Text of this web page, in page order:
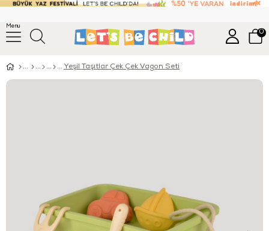
Menu
0
Yeşil Taşıtlar Çek Çek Vagon Seti